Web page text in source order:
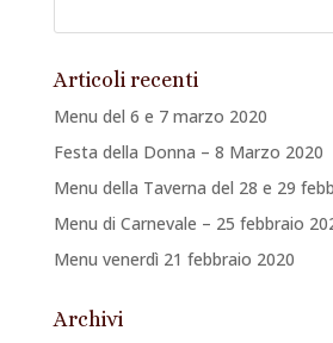
Articoli recenti
Menu del 6 e 7 marzo 2020
Festa della Donna – 8 Marzo 2020
Menu della Taverna del 28 e 29
Menu di Carnevale – 25 febbraio
Menu venerdì 21 febbraio 2020
Archivi